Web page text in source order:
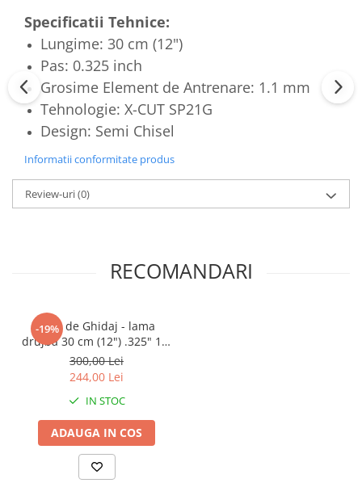
Specificatii Tehnice:
Lungime: 30 cm (12")
Pas: 0.325 inch
Grosime Element de Antrenare: 1.1 mm
Tehnologie: X-CUT SP21G
Design: Semi Chisel
Informatii conformitate produs
Review-uri(0)
RECOMANDARI
-19%
Sina de Ghidaj - lama
drujba 30 cm (12") .325" 1.1
mm MINI X-Precision
300,00 Lei
244,00 Lei
IN STOC
ADAUGA IN COS